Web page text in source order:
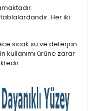
Her iki
sıcak su ve deterjan
kullanımı ürüne zarar